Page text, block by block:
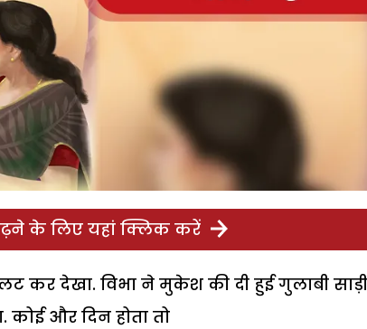
के लिए यहां क्लिक करें
देखा. विभा ने मुकेश की दी हुई गुलाबी साड़ी
और दिन होता तो